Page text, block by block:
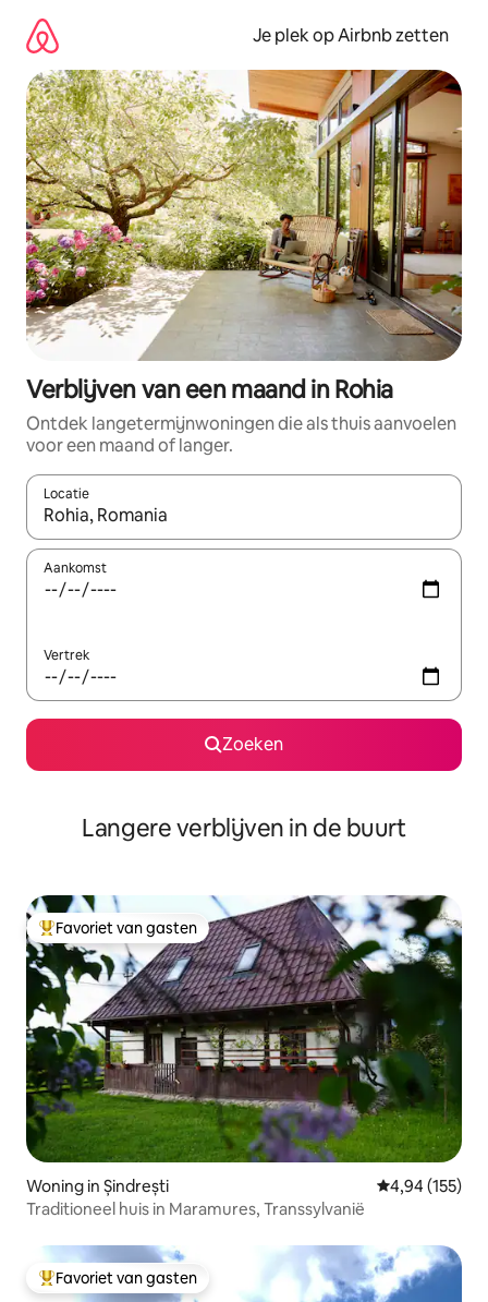
direct
naar
inhoud
Je plek op Airbnb zetten
Verblijven van een maand in Rohia
Ontdek langetermijnwoningen die als thuis aanvoelen
voor een maand of langer.
Locatie
Wanneer er resultaten beschikbaar zijn, maak je een keuze
Aankomst
Vertrek
Zoeken
Langere verblijven in de buurt
Topfavoriet van gasten
Favoriet van gasten
Woning in Șindrești Gemiddelde
4,94 (155)
Traditioneel huis in Maramures, Transsylvanië
Topfavoriet van gasten
Favoriet van gasten